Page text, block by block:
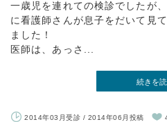
一歳児を連れての検診でしたが
に看護師さんが息子をだいて見
ました！
医師は、あっさ...
続きを
2014年03月受診 / 2014年06月投稿